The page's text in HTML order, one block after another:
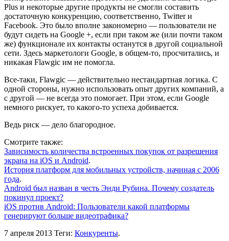
Plus и некоторые другие продукты не смогли составить
достаточную конкуренцию, соответственно, Twitter и
Facebook. Это было вполне закономерно — пользователи не
будут сидеть на Google +, если при таком же (или почти таком
же) функционале их контакты останутся в другой социальной
сети. Здесь маркетологи Google, в общем-то, просчитались, и
никакая Flawgic им не помогла.
Все-таки, Flawgic — действительно нестандартная логика. С
одной стороны, нужно использовать опыт других компаний, а
с другой — не всегда это помогает. При этом, если Google
немного рискует, то какого-то успеха добивается.
Ведь риск — дело благородное.
Смотрите также:
Зависимость количества встроенных покупок от разрешения
экрана на iOS и Android.
История платформ для мобильных устройств, начиная с 2006
года.
Android был назван в честь Энди Рубина. Почему создатель
покинул проект?
iOS против Android: Пользователи какой платформы
генерируют больше видеотрафика?
7 апреля 2013 Теги: Конкуренты.